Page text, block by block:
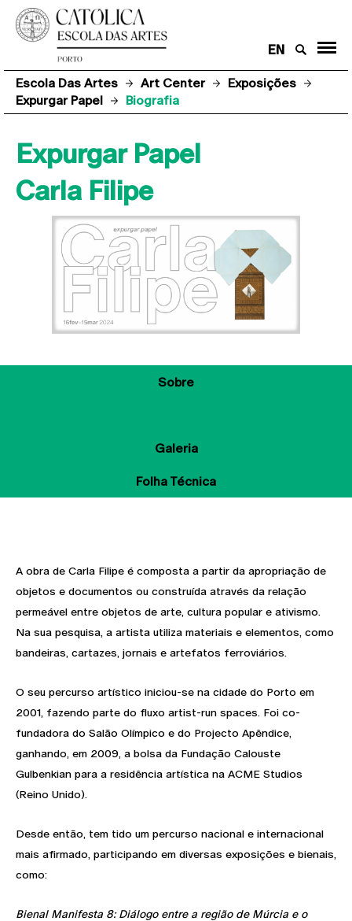
EN
Escola Das Artes Art Center
Exposições
Expurgar Papel
Biografia
Expurgar Papel
Carla Filipe
Sobre
Galeria
Folha Técnica
A obra de Carla Filipe é composta a partir da apropriação de
objetos e documentos ou construída através da relação
permeável entre objetos de arte, cultura popular e ativismo.
Na sua pesquisa, a artista utiliza materiais e elementos, como
bandeiras, cartazes, jornais e artefatos ferroviários.
O seu percurso artístico iniciou-se na cidade do Porto em
2001, fazendo parte do fluxo artist-run spaces. Foi co-
fundadora do Salão Olímpico e do Projecto Apêndice,
ganhando, em 2009, a bolsa da Fundação Calouste
Gulbenkian para a residência artística na ACME Studios
(Reino Unido).
Desde então, tem tido um percurso nacional e internacional
mais afirmado, participando em diversas exposições e bienais,
como:
Bienal Manifesta 8: Diálogo entre a região de Múrcia e o